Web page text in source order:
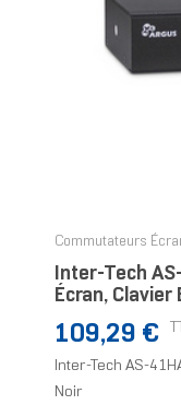
Commutateurs
Inter-Tech
Écran, Clavier
Prix
109,29 €
Inter-Tech AS-
Noir